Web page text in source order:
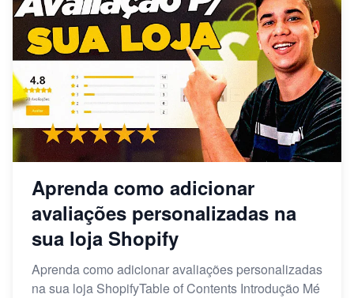
Aprenda como adicionar
avaliações personalizadas na
sua loja Shopify
Aprenda como adicionar avaliações personalizadas
na sua loja ShopifyTable of Contents Introdução Mé